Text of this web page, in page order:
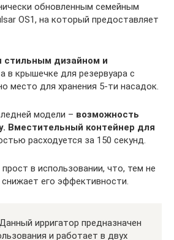
обновленным семейным
OS1, на который предоставляет
стильным дизайном и
в крышечке для резервуара с
место для хранения 5-ти насадок.
модели – возможность
Вместительный контейнер для
расходуется за 150 секунд.
в использовании, что, тем не
его эффективности.
Данный ирригатор предназначен
и работает в двух